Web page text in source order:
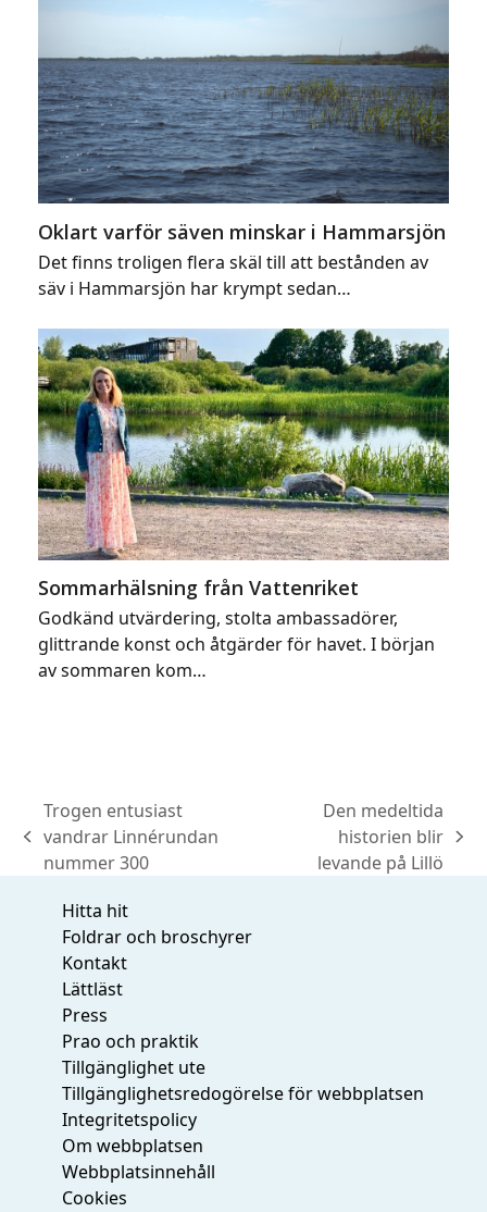
Oklart varför säven minskar i Hammarsjön
Det finns troligen flera skäl till att bestånden av
säv i Hammarsjön har krympt sedan…
Sommarhälsning från Vattenriket
Godkänd utvärdering, stolta ambassadörer,
glittrande konst och åtgärder för havet. I början
av sommaren kom…
previous
post:
Trogen entusiast
vandrar Linnérundan
nummer 300
Den medeltida
historien blir
levande på Lillö
Hitta hit
Foldrar och broschyrer
Kontakt
Lättläst
Press
Prao och praktik
Tillgänglighet ute
Tillgänglighetsredogörelse för webbplatsen
Integritetspolicy
Om webbplatsen
Webbplatsinnehåll
Cookies